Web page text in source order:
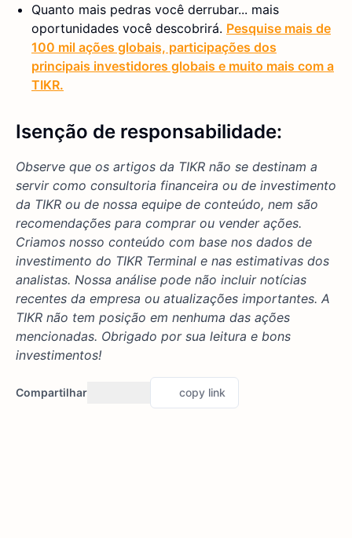
Quanto mais pedras você derrubar... mais
oportunidades você descobrirá. Pesquise mais de
100 mil ações globais, participações dos
principais investidores globais e muito mais com a
TIKR.
Isenção de responsabilidade:
Observe que os artigos da TIKR não se destinam a
servir como consultoria financeira ou de investimento
da TIKR ou de nossa equipe de conteúdo, nem são
recomendações para comprar ou vender ações.
Criamos nosso conteúdo com base nos dados de
investimento do TIKR Terminal e nas estimativas dos
analistas. Nossa análise pode não incluir notícias
recentes da empresa ou atualizações importantes. A
TIKR não tem posição em nenhuma das ações
mencionadas. Obrigado por sua leitura e bons
investimentos!
Compartilhar copy link